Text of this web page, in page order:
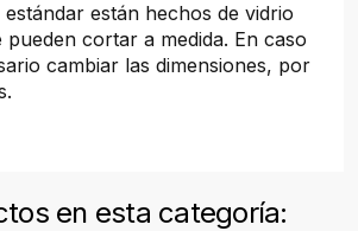
están hechos de vidrio
cortar a medida. En caso
cambiar las dimensiones, por
en esta categoría: